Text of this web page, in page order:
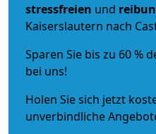
stressfreien und
Kaiserslautern nach
Sparen Sie bis zu 60 %
bei uns!
Holen Sie sich jetzt
unverbindliche